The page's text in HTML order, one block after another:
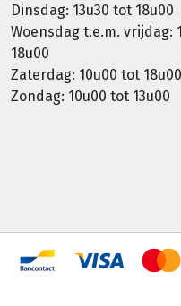
Dinsdag: 13u30 tot 18u00
Woensdag t.e.m. vrijdag:
18u00
Zaterdag: 10u00 tot 18u00
Zondag: 10u00 tot 13u00